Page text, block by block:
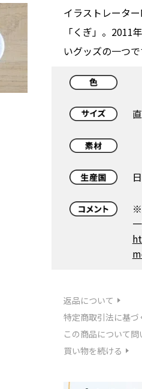
イラストレータ
「くぎ」。2011
いグッズの一つで
※
返品について
特定商取引法に基づ
この商品について問
買い物を続ける